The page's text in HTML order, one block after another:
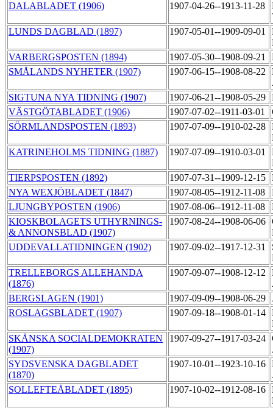
DALABLADET (1906)
1907-04-26--1913-11-28
LUNDS DAGBLAD (1897)
1907-05-01--1909-09-01
VARBERGSPOSTEN (1894)
1907-05-30--1908-09-21
SMÅLANDS NYHETER (1907)
1907-06-15--1908-08-22
SIGTUNA NYA TIDNING (1907)
1907-06-21--1908-05-29
VÄSTGÖTABLADET (1906)
1907-07-02--1911-03-01
SÖRMLANDSPOSTEN (1893)
1907-07-09--1910-02-28
KATRINEHOLMS TIDNING (1887)
1907-07-09--1910-03-01
TIERPSPOSTEN (1892)
1907-07-31--1909-12-15
NYA WEXJÖBLADET (1847)
1907-08-05--1912-11-08
LJUNGBYPOSTEN (1906)
1907-08-06--1912-11-08
KIOSKBOLAGETS UTHYRNINGS-
& ANNONSBLAD (1907)
1907-08-24--1908-06-06
UDDEVALLATIDNINGEN (1902)
1907-09-02--1917-12-31
TRELLEBORGS ALLEHANDA
(1876)
1907-09-07--1908-12-12
BERGSLAGEN (1901)
1907-09-09--1908-06-29
ROSLAGSBLADET (1907)
1907-09-18--1908-01-14
SKÅNSKA SOCIALDEMOKRATEN
(1907)
1907-09-27--1917-03-24
SYDSVENSKA DAGBLADET
(1870)
1907-10-01--1923-10-16
SOLLEFTEÅBLADET (1895)
1907-10-02--1912-08-16